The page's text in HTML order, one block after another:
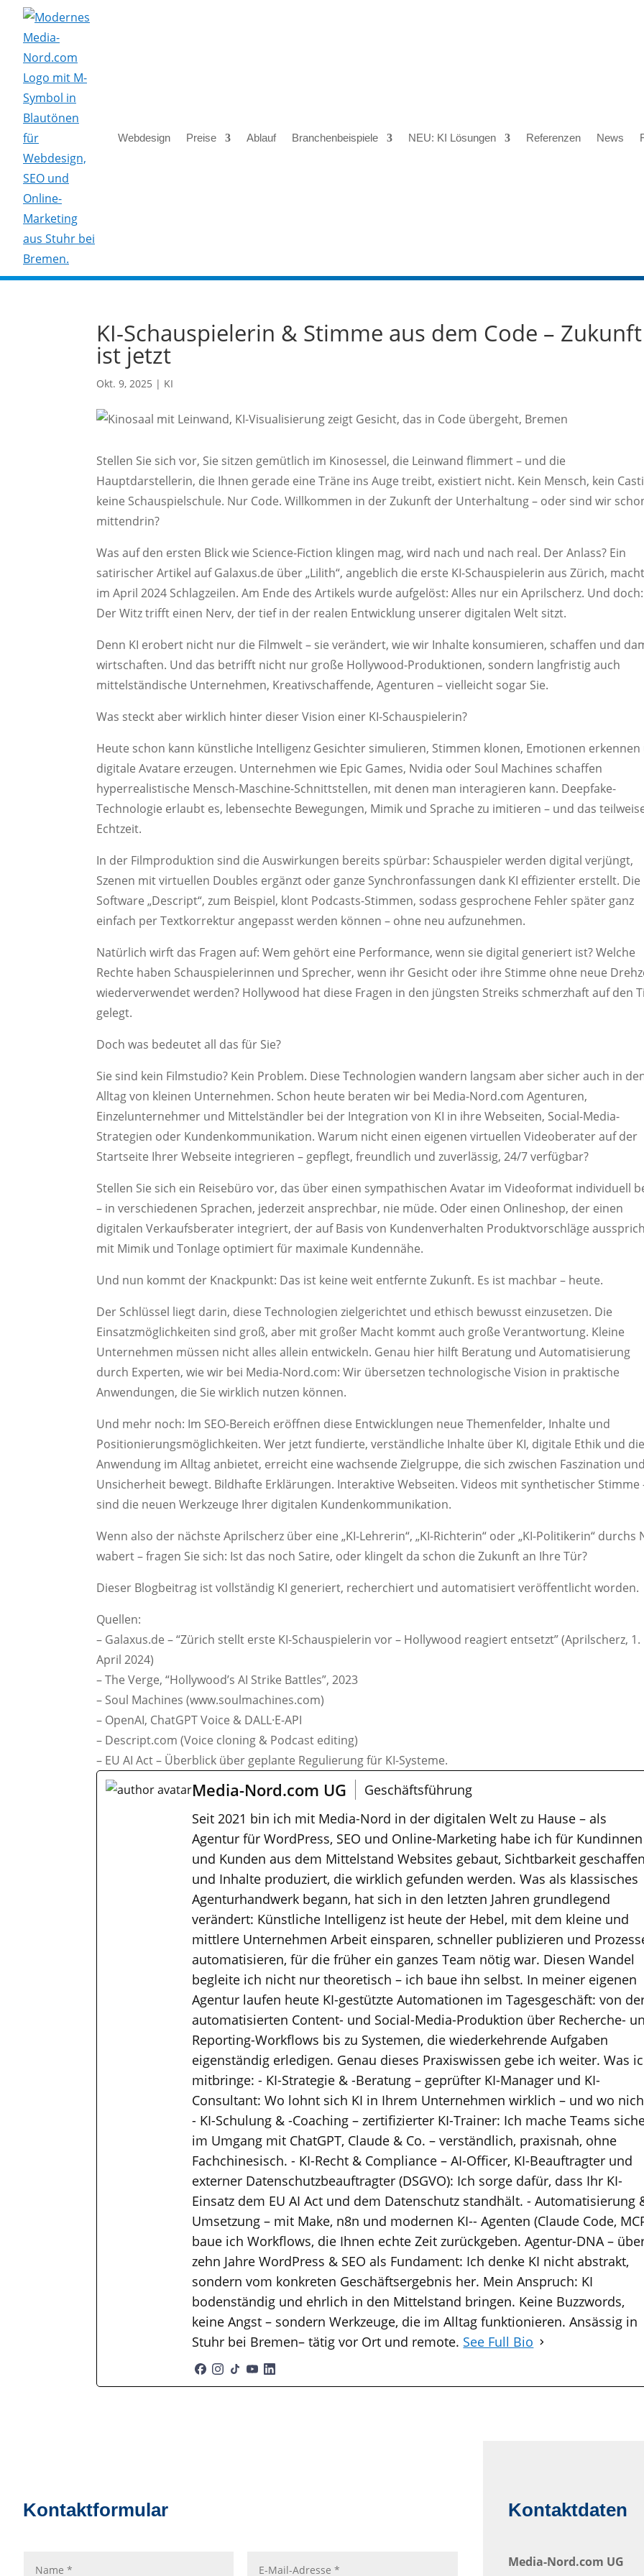
Webdesign Preise Ablauf Branchenbeispiele NEU: KI Lösungen Referenzen News
KI-Schauspielerin & Stimme aus dem Code – Zukunft
ist jetzt
Okt. 9, 2025 | KI
Stellen Sie sich vor, Sie sitzen gemütlich im Kinosessel, die Leinwand flimmert – und die
Hauptdarstellerin, die Ihnen gerade eine Träne ins Auge treibt, existiert nicht. Kein Mensch, kein
keine Schauspielschule. Nur Code. Willkommen in der Zukunft der Unterhaltung – oder sind wir
mittendrin?
Was auf den ersten Blick wie Science-Fiction klingen mag, wird nach und nach real. Der Anlass? Ein
satirischer Artikel auf Galaxus.de über „Lilith“, angeblich die erste KI-Schauspielerin aus Zürich,
im April 2024 Schlagzeilen. Am Ende des Artikels wurde aufgelöst: Alles nur ein Aprilscherz. Und doch:
Der Witz trifft einen Nerv, der tief in der realen Entwicklung unserer digitalen Welt sitzt.
Denn KI erobert nicht nur die Filmwelt – sie verändert, wie wir Inhalte konsumieren, schaffen und
wirtschaften. Und das betrifft nicht nur große Hollywood-Produktionen, sondern langfristig auch
mittelständische Unternehmen, Kreativschaffende, Agenturen – vielleicht sogar Sie.
Was steckt aber wirklich hinter dieser Vision einer KI-Schauspielerin?
Heute schon kann künstliche Intelligenz Gesichter simulieren, Stimmen klonen, Emotionen erkennen
digitale Avatare erzeugen. Unternehmen wie Epic Games, Nvidia oder Soul Machines schaffen
hyperrealistische Mensch-Maschine-Schnittstellen, mit denen man interagieren kann. Deepfake-
Technologie erlaubt es, lebensechte Bewegungen, Mimik und Sprache zu imitieren – und das
Echtzeit.
In der Filmproduktion sind die Auswirkungen bereits spürbar: Schauspieler werden digital verjüngt,
Szenen mit virtuellen Doubles ergänzt oder ganze Synchronfassungen dank KI effizienter erstellt. Die
Software „Descript“, zum Beispiel, klont Podcasts-Stimmen, sodass gesprochene Fehler später ganz
einfach per Textkorrektur angepasst werden können – ohne neu aufzunehmen.
Natürlich wirft das Fragen auf: Wem gehört eine Performance, wenn sie digital generiert ist? Welche
Rechte haben Schauspielerinnen und Sprecher, wenn ihr Gesicht oder ihre Stimme ohne neue
wiederverwendet werden? Hollywood hat diese Fragen in den jüngsten Streiks schmerzhaft auf den
gelegt.
Doch was bedeutet all das für Sie?
Sie sind kein Filmstudio? Kein Problem. Diese Technologien wandern langsam aber sicher auch in
Alltag von kleinen Unternehmen. Schon heute beraten wir bei Media-Nord.com Agenturen,
Einzelunternehmer und Mittelständler bei der Integration von KI in ihre Webseiten, Social-Media-
Strategien oder Kundenkommunikation. Warum nicht einen eigenen virtuellen Videoberater auf der
Startseite Ihrer Webseite integrieren – gepflegt, freundlich und zuverlässig, 24/7 verfügbar?
Stellen Sie sich ein Reisebüro vor, das über einen sympathischen Avatar im Videoformat individuell
– in verschiedenen Sprachen, jederzeit ansprechbar, nie müde. Oder einen Onlineshop, der einen
digitalen Verkaufsberater integriert, der auf Basis von Kundenverhalten Produktvorschläge
mit Mimik und Tonlage optimiert für maximale Kundennähe.
Und nun kommt der Knackpunkt: Das ist keine weit entfernte Zukunft. Es ist machbar – heute.
Der Schlüssel liegt darin, diese Technologien zielgerichtet und ethisch bewusst einzusetzen. Die
Einsatzmöglichkeiten sind groß, aber mit großer Macht kommt auch große Verantwortung. Kleine
Unternehmen müssen nicht alles allein entwickeln. Genau hier hilft Beratung und Automatisierung
durch Experten, wie wir bei Media-Nord.com: Wir übersetzen technologische Vision in praktische
Anwendungen, die Sie wirklich nutzen können.
Und mehr noch: Im SEO-Bereich eröffnen diese Entwicklungen neue Themenfelder, Inhalte und
Positionierungsmöglichkeiten. Wer jetzt fundierte, verständliche Inhalte über KI, digitale Ethik und die
Anwendung im Alltag anbietet, erreicht eine wachsende Zielgruppe, die sich zwischen Faszination und
Unsicherheit bewegt. Bildhafte Erklärungen. Interaktive Webseiten. Videos mit synthetischer Stimme
sind die neuen Werkzeuge Ihrer digitalen Kundenkommunikation.
Wenn also der nächste Aprilscherz über eine „KI-Lehrerin“, „KI-Richterin“ oder „KI-Politikerin“ durchs
wabert – fragen Sie sich: Ist das noch Satire, oder klingelt da schon die Zukunft an Ihre Tür?
Dieser Blogbeitrag ist vollständig KI generiert, recherchiert und automatisiert veröffentlicht worden.
Quellen:
– Galaxus.de – “Zürich stellt erste KI-Schauspielerin vor – Hollywood reagiert entsetzt” (Aprilscherz, 1.
April 2024)
– The Verge, “Hollywood’s AI Strike Battles”, 2023
– Soul Machines (www.soulmachines.com)
– OpenAI, ChatGPT Voice & DALL·E-API
– Descript.com (Voice cloning & Podcast editing)
– EU AI Act – Überblick über geplante Regulierung für KI-Systeme.
Media-Nord.com UG
Geschäftsführung
Seit 2021 bin ich mit Media-Nord in der digitalen Welt zu Hause – als
Agentur für WordPress, SEO und Online-Marketing habe ich für Kundinnen
und Kunden aus dem Mittelstand Websites gebaut, Sichtbarkeit geschaffen
und Inhalte produziert, die wirklich gefunden werden. Was als klassisches
Agenturhandwerk begann, hat sich in den letzten Jahren grundlegend
verändert: Künstliche Intelligenz ist heute der Hebel, mit dem kleine und
mittlere Unternehmen Arbeit einsparen, schneller publizieren und
automatisieren, für die früher ein ganzes Team nötig war. Diesen Wandel
begleite ich nicht nur theoretisch – ich baue ihn selbst. In meiner eigenen
Agentur laufen heute KI-gestützte Automationen im Tagesgeschäft: von
automatisierten Content- und Social-Media-Produktion über Recherche-
Reporting-Workflows bis zu Systemen, die wiederkehrende Aufgaben
eigenständig erledigen. Genau dieses Praxiswissen gebe ich weiter. Was
mitbringe: - KI-Strategie & -Beratung – geprüfter KI-Manager und KI-
Consultant: Wo lohnt sich KI in Ihrem Unternehmen wirklich – und wo
- KI-Schulung & -Coaching – zertifizierter KI-Trainer: Ich mache Teams
im Umgang mit ChatGPT, Claude & Co. – verständlich, praxisnah, ohne
Fachchinesisch. - KI-Recht & Compliance – AI-Officer, KI-Beauftragter und
externer Datenschutzbeauftragter (DSGVO): Ich sorge dafür, dass Ihr KI-
Einsatz dem EU AI Act und dem Datenschutz standhält. - Automatisierung
Umsetzung – mit Make, n8n und modernen KI-- Agenten (Claude Code,
baue ich Workflows, die Ihnen echte Zeit zurückgeben. Agentur-DNA –
zehn Jahre WordPress & SEO als Fundament: Ich denke KI nicht abstrakt,
sondern vom konkreten Geschäftsergebnis her. Mein Anspruch: KI
bodenständig und ehrlich in den Mittelstand bringen. Keine Buzzwords,
keine Angst – sondern Werkzeuge, die im Alltag funktionieren. Ansässig in
Stuhr bei Bremen– tätig vor Ort und remote. See Full Bio
Kontaktformular Kontaktdaten
Media-Nord.com UG